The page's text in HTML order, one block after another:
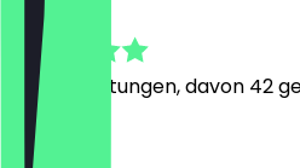
338
Bewertungen, davon 42